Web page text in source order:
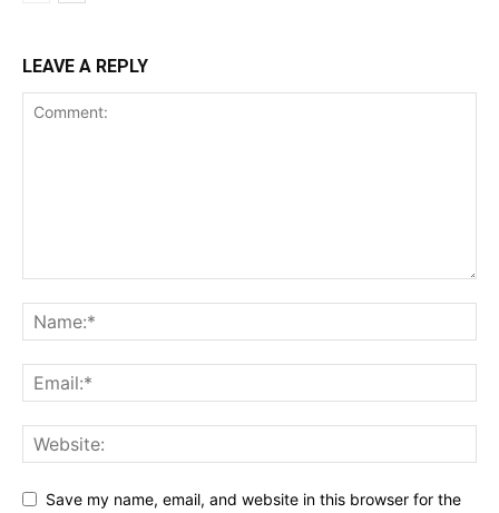
LEAVE A REPLY
Save my name, email, and website in this browser for the